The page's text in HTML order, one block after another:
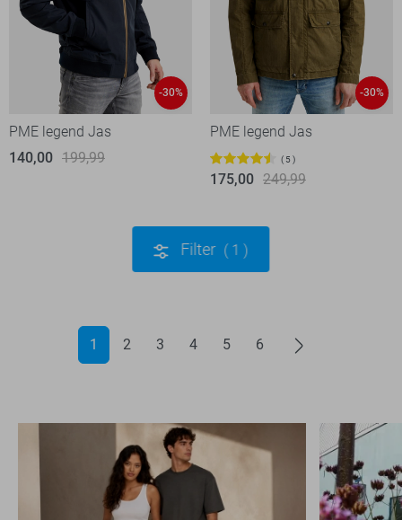
-30%
PME legend Jas
140,00 199,99
-30%
PME legend Jas
5
175,00 249,99
Filter 1
1 2 3 4 5 6